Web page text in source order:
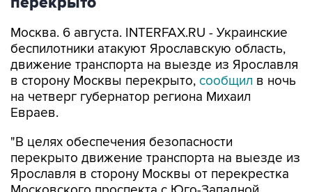
Москва. 6 августа. INTERFAX.RU - Украинские
беспилотники атакуют Ярославскую область,
движение транспорта на выезде из Ярославля
в сторону Москвы перекрыто, сообщил в ночь
на четверг губернатор региона Михаил
Евраев.
"В целях обеспечения безопасности
перекрыто движение транспорта на выезде из
Ярославля в сторону Москвы от перекрестка